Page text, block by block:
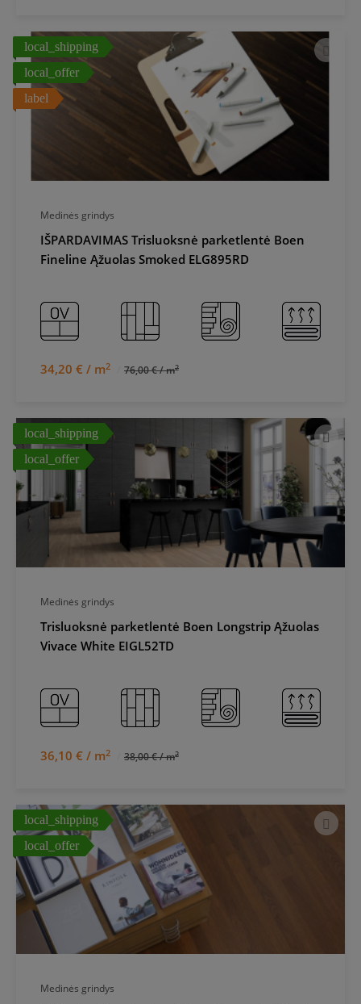
Medinės grindys
IŠPARDAVIMAS Trisluoksnė parketlentė Boen
Fineline Ąžuolas Smoked ELG895RD
34,20 € / m2 76,00 € / m2
local_shipping
local_offer
label
Medinės grindys
Trisluoksnė parketlentė Boen Longstrip Ąžuolas
Vivace White EIGL52TD
36,10 € / m2 38,00 € / m2
local_shipping
local_offer
Medinės grindys
local_shipping
local_offer